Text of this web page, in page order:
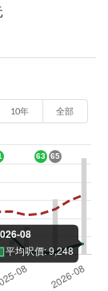
10年 全部